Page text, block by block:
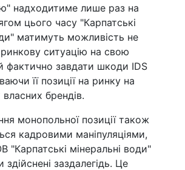
надходитиме лише раз на
цього часу "Карпатські
матимуть можливість не
ситуацію на свою
фактично завдати шкоди IDS
її позиції на ринку на
брендів.
монопольної позиції також
кадровими маніпуляціями,
"Карпатські мінеральні води"
заздалегідь. Це